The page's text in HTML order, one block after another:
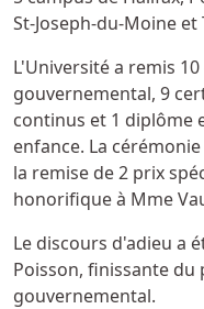
St-Joseph-du-Moine et
L'Université a remis
gouvernemental, 9
continus et 1 diplôme
enfance. La
la remise de 2 prix
honorifique à Mme
Le discours d'adieu a
Poisson, finissante
gouvernemental.